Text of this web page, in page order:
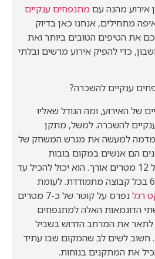
אירוע מהנה עםמתנפחים ענקיים
מתחילים, אנחנו כאן בדיוק
את הטיפים הטובים ביותר ואת
כדי להפיק אירוע מרשים ובלתי
ענקיים להשכרה?
של האירוע, ומה הגודל שאליו
להשכרה. למשל, מתקן
למעשה את מגרש המשחק של
הם אנשים במקום בובות
מיניאטורות – מתפרס על 12 מטרים אורך. הוא יכול להכיל עד
12 משתתפים במשחק, 6 בכל קבוצה מתמודדת. לעומת
רגל
נפרס על קוטר של כ-7 מטרים
3 מטרים. שתי הדוגמאות האלה למתנפחים
לתאר את המרחב הדרוש בשביל
חשוב לשים לב שהמקום שבו עתיד
את המתקנים בנוחות.